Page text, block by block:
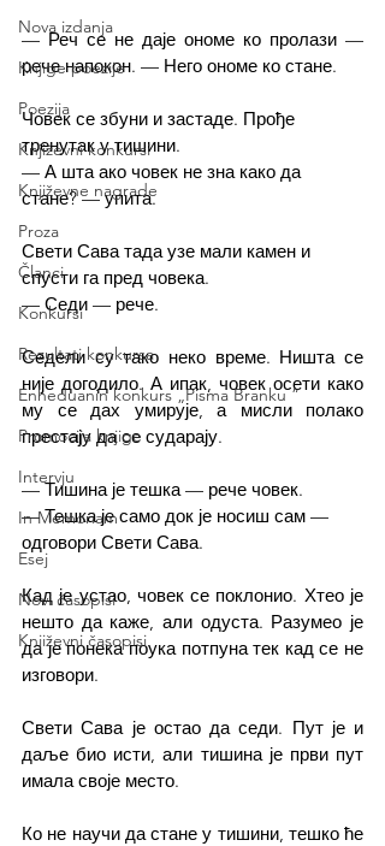
Nova izdanja
Knjige poezije
Poezija
Književni konkursi
Književne nagrade
Proza
Članci
Konkursi
Rezultati konkursa
Enheduanin konkurs „Pisma Branku ”
Promocija knjige
Intervju
In Memoriam
Esej
Novi časopisi
Književni časopisi
— Реч се не даје ономе ко пролази —
рече напокон. — Него ономе ко стане.
Човек се збуни и застаде. Прође
тренутак у тишини.
— А шта ако човек не зна како да
стане? — упита.
Свети Сава тада узе мали камен и
спусти га пред човека.
— Седи — рече.
Седели су тако неко време. Ништа се
није догодило. А ипак, човек осети како
му се дах умирује, а мисли полако
престају да се сударају.
— Тишина је тешка — рече човек.
— Тешка је само док је носиш сам —
одговори Свети Сава.
Кад је устао, човек се поклонио. Хтео је
нешто да каже, али одуста. Разумео је
да је понека поука потпуна тек кад се не
изговори.
Свети Сава је остао да седи. Пут је и
даље био исти, али тишина је први пут
имала своје место.
Ко не научи да стане у тишини, тешко ће